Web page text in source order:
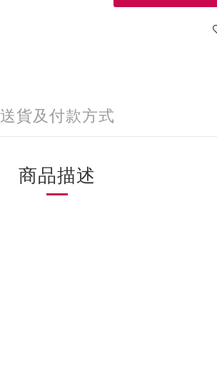
送貨及付款方式
商品描述